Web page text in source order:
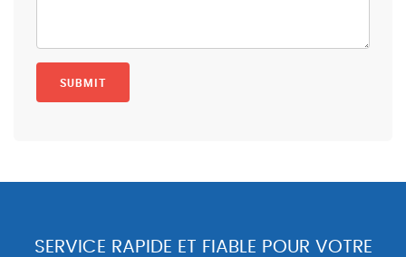
SERVICE RAPIDE ET FIABLE POUR VOTRE